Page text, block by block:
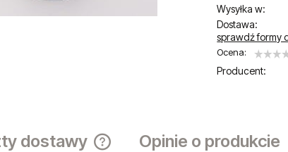
Wysyłka w:
Dostawa:
sprawdź formy
Ocena:
Producent:
dostawy Opinie o produkcie